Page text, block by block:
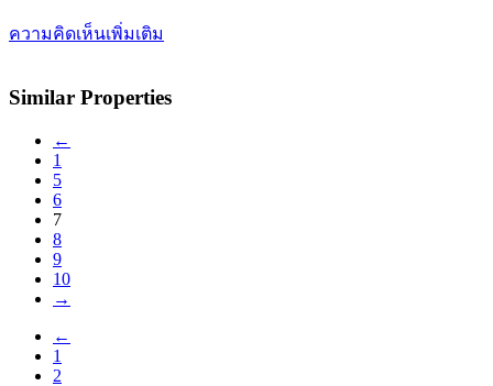
ความคิดเห็นเพิ่มเติม
Similar Properties
←
1
5
6
7
8
9
10
→
←
1
2